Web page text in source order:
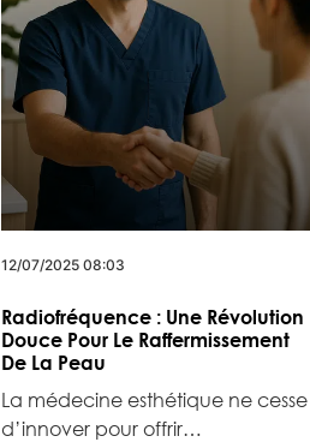
12/07/2025 08:03
Radiofréquence : Une Révolution
Douce Pour Le Raffermissement
De La Peau
La médecine esthétique ne cesse
d’innover pour offrir…